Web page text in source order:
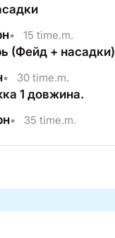
• 15 time.m.
(Фейд + насадки)
• 30 time.m.
1 довжина.
• 35 time.m.